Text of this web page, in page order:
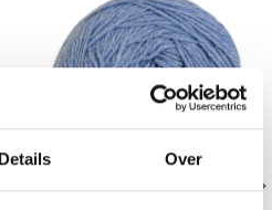
Details Over